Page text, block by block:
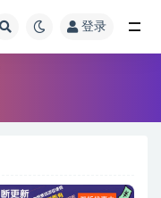
登录